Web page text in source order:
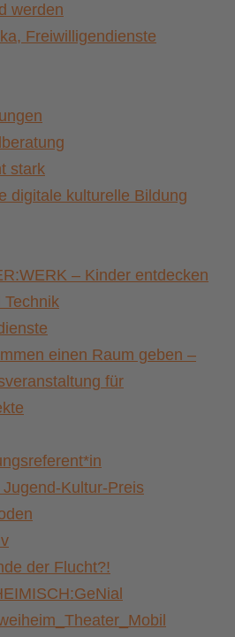
werden
Freiwilligendienste
stark
digitale kulturelle Bildung
– Kinder entdecken
Technik
einen Raum geben –
für
Kultur-Preis
der Flucht?!